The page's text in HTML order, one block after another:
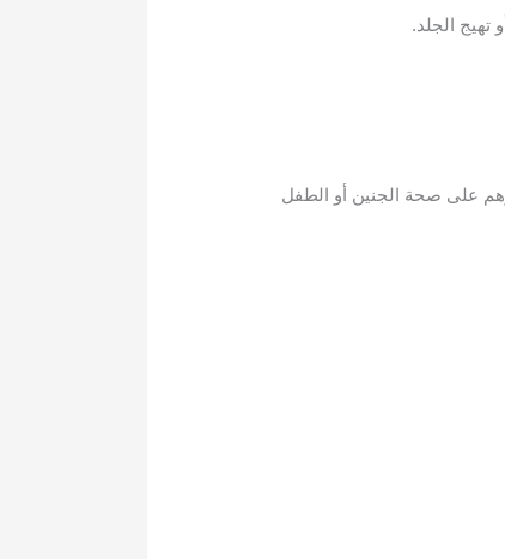
الجلد.
على صحة الجنين أو الطفل